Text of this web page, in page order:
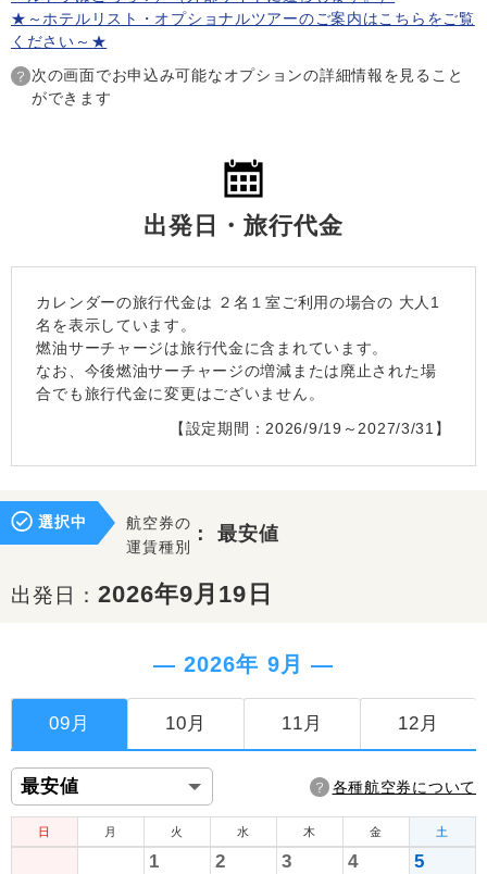
★～ホテルリスト・オプショナルツアーのご案内はこちらをご覧
ください～★
次の画面でお申込み可能なオプションの詳細情報を見ること
ができます
出発日・旅行代金
カレンダーの旅行代金は ２名１室 ご利用の場合の 大人1
名を表示しています。
燃油サーチャージは旅行代金に含まれています。
なお、今後燃油サーチャージの増減または廃止された場
合でも旅行代金に変更はございません。
【設定期間：2026/9/19～2027/3/31】
選択中
航空券の
運賃種別
：最安値
出発日： 2026年9月19日
― 2026年 9月 ―
09月 10月 11月 12月
各種航空券について
日 月 火 水 木 金 土
1 2 3 4 5